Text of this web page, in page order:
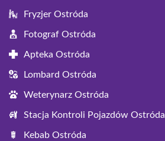
Fryzjer Ostróda
Fotograf Ostróda
Apteka Ostróda
Lombard Ostróda
Weterynarz Ostróda
Stacja Kontroli Pojazdów Ostróda
Kebab Ostróda